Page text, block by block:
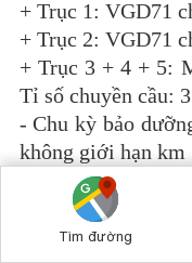
+ Trục 1: VGD71
+ Trục 2: VGD71
+ Trục 3 + 4 + 5:
Tỉ số chuyền cầu:
- Chu kỳ bảo
không giới hạn km
HỆ THỐNG TREO
Sat-xi: 2 lớp (8+5)
Bấm để gọi (Tư vấn 24/7)
0909 683 466
Tìm đường